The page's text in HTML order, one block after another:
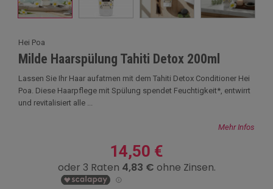
Hei Poa
Milde Haarspülung Tahiti Detox 200ml
Lassen Sie Ihr Haar aufatmen mit dem Tahiti Detox Conditioner Hei
Poa. Diese Haarpflege mit Spülung spendet Feuchtigkeit*, entwirrt
und revitalisiert alle ...
Mehr Infos
14,50 €